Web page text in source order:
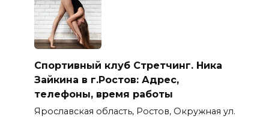
Спортивный клуб Стретчинг. Ника
Зайкина в г.Ростов: Адрес,
телефоны, время работы
Ярославская область, Ростов, Окружная ул.